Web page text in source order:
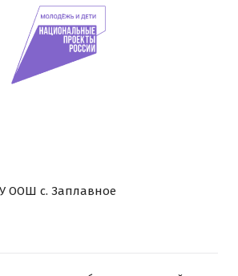
ООШ c. Заплавное